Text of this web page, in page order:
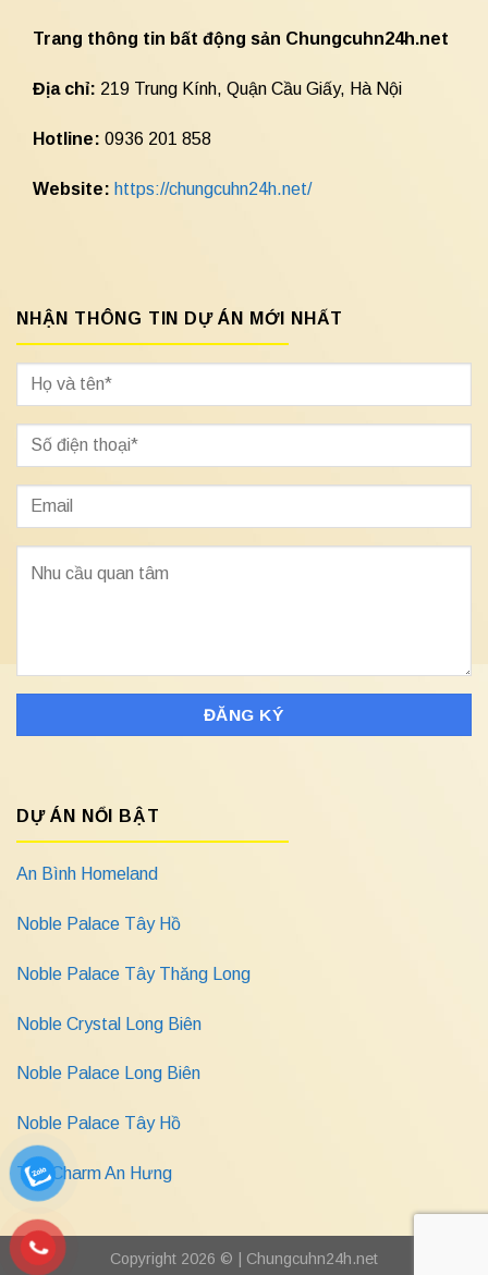
Trang thông tin bất động sản Chungcuhn24h.net
Địa chỉ: 219 Trung Kính, Quận Cầu Giấy, Hà Nội
Hotline: 0936 201 858
Website: https://chungcuhn24h.net/
NHẬN THÔNG TIN DỰ ÁN MỚI NHẤT
DỰ ÁN NỔI BẬT
An Bình Homeland
Noble Palace Tây Hồ
Noble Palace Tây Thăng Long
Noble Crystal Long Biên
Noble Palace Long Biên
Noble Palace Tây Hồ
The Charm An Hưng
Copyright 2026 © | Chungcuhn24h.net